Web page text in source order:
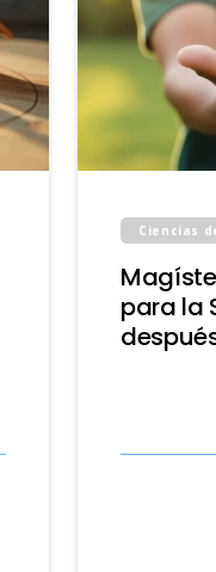
Ciencias
para la